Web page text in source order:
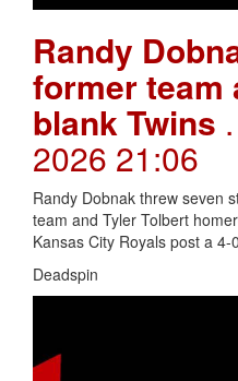
Randy
former team
blank Twins
2026 21:06
Randy Dobnak threw seven
team and Tyler Tolbert
Kansas City Royals post a 4-
Deadspin